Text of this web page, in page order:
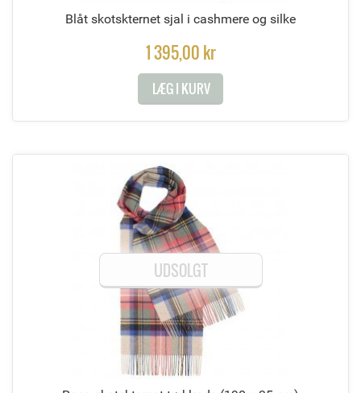
Blåt skotskternet sjal i cashmere og silke
1 395,00 kr
LÆG I KURV
UDSOLGT